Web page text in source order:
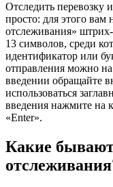
Отследить перевозку
просто: для этого
отслеживания»
13 символов, среди
идентификатор или
отправления можно
введении обращайте
использоваться
введения нажмите на
«Enter».
Какие